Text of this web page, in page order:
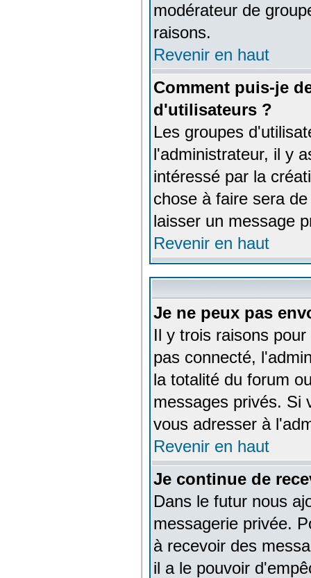
modérateur de
raisons.
Revenir en haut
Comment puis-je
d'utilisateurs ?
Les groupes
l'administrateur, il y
intéressé par la
chose à faire sera
laisser un message
Revenir en haut
Je ne peux pas
Il y trois raisons
pas connecté,
la totalité du forum
messages privés. Si
vous adresser à
Revenir en haut
Je continue de
Dans le futur nous
messagerie privée.
à recevoir des
il a le pouvoir